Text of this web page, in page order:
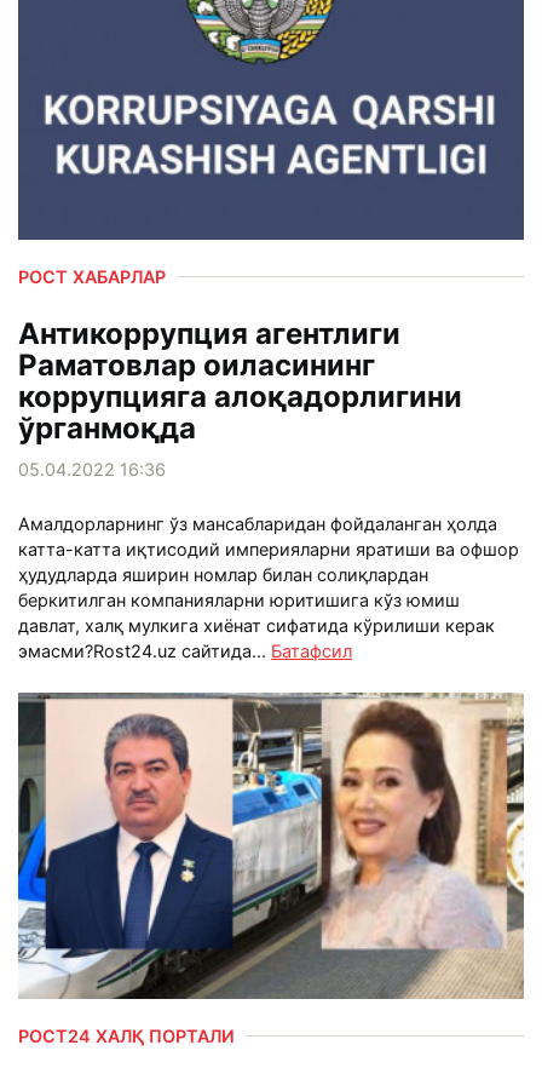
РОСТ ХАБАРЛАР
Антикоррупция агентлиги
Раматовлар оиласининг
коррупцияга алоқадорлигини
ўрганмоқда
05.04.2022 16:36
Амалдорларнинг ўз мансабларидан фойдаланган ҳолда
катта-катта иқтисодий империяларни яратиши ва офшор
ҳудудларда яширин номлар билан солиқлардан
беркитилган компанияларни юритишига кўз юмиш
давлат, халқ мулкига хиёнат сифатида кўрилиши керак
эмасми?Rost24.uz сайтида... Батафсил
РОСТ24 ХАЛҚ ПОРТАЛИ